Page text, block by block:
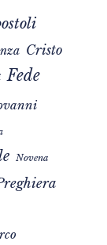
Cristo
Fede
Novena